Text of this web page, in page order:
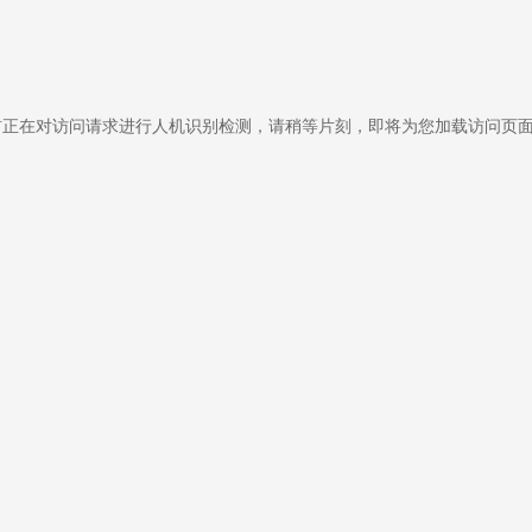
在对访问请求进行人机识别检测，请稍等片刻，即将为您加载访问页